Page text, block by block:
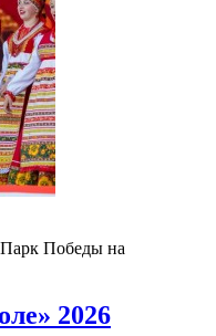
Парк Победы на
2026